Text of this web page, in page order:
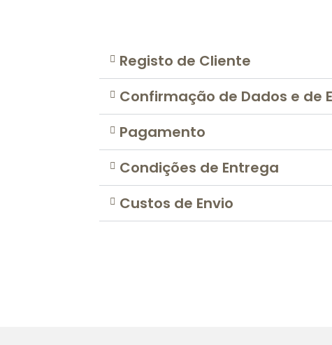
Registo de Cliente
Confirmação de Dados e de
Pagamento
Condições de Entrega
Custos de Envio